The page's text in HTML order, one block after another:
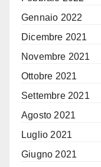
Gennaio 2022
Dicembre 2021
Novembre 2021
Ottobre 2021
Settembre 2021
Agosto 2021
Luglio 2021
Giugno 2021